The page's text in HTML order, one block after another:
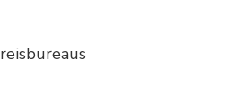
reisbureaus